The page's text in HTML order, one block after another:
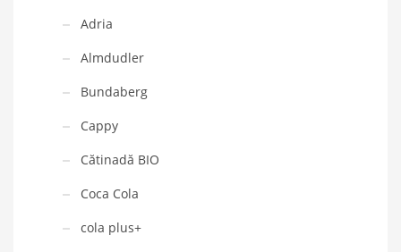
Adria
Almdudler
Bundaberg
Cappy
Cătinadă BIO
Coca Cola
cola plus+